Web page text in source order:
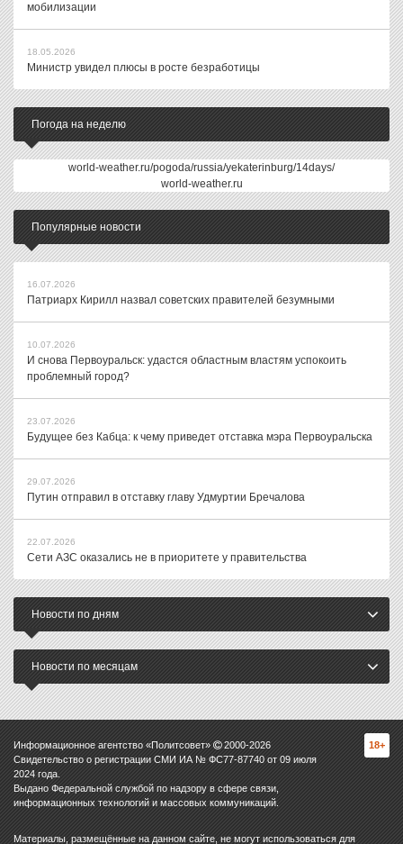
мобилизации
18.05.2026
Министр увидел плюсы в росте безработицы
Погода на неделю
world-weather.ru/pogoda/russia/yekaterinburg/14days/
world-weather.ru
Популярные новости
16.07.2026
Патриарх Кирилл назвал советских правителей безумными
10.07.2026
И снова Первоуральск: удастся областным властям успокоить
проблемный город?
23.07.2026
Будущее без Кабца: к чему приведет отставка мэра Первоуральска
29.07.2026
Путин отправил в отставку главу Удмуртии Бречалова
22.07.2026
Сети АЗС оказались не в приоритете у правительства
Новости по дням
Новости по месяцам
Информационное агентство «Политсовет» 2000-2026
Свидетельство о регистрации СМИ ИА № ФС77-87740 от 09 июля
2024 года.
Выдано Федеральной службой по надзору в сфере связи,
информационных технологий и массовых коммуникаций.
18+
Материалы, размещённые на данном сайте, не могут использоваться для